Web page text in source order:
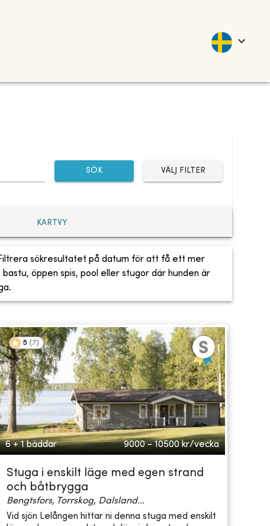
SÖK VÄLJ FILTER
KARTVY
sökresultatet på datum för att få ett mer
öppen spis, pool eller stugor där hunden är
5 (7)
6 + 1 bäddar 9000 - 10500 kr/vecka
Stuga i enskilt läge med egen strand
och båtbrygga
Bengtsfors, Torrskog, Dalsland...
Vid sjön Lelången hittar ni denna stuga med enskilt